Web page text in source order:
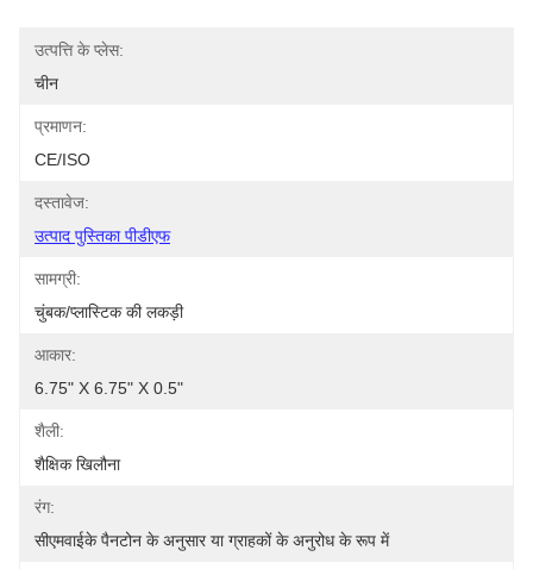
उत्पत्ति के प्लेस:
चीन
प्रमाणन:
CE/ISO
दस्तावेज:
उत्पाद पुस्तिका पीडीएफ
सामग्री:
चुंबक/प्लास्टिक की लकड़ी
आकार:
6.75" X 6.75" X 0.5"
शैली:
शैक्षिक खिलौना
रंग:
सीएमवाईके पैनटोन के अनुसार या ग्राहकों के अनुरोध के रूप में